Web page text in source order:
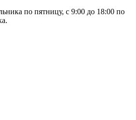
по пятницу, с 9:00 до 18:00 по